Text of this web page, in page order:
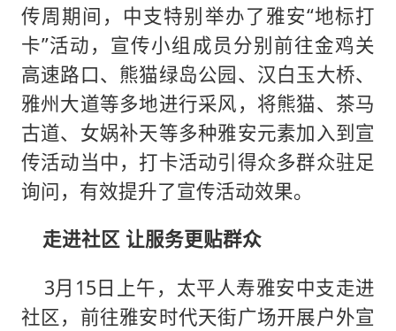
传周期间，中支特别举办了雅安“地标打
卡”活动，宣传小组成员分别前往金鸡关
高速路口、熊猫绿岛公园、汉白玉大桥、
雅州大道等多地进行采风，将熊猫、茶马
古道、女娲补天等多种雅安元素加入到宣
传活动当中，打卡活动引得众多群众驻足
询问，有效提升了宣传活动效果。
走进社区 让服务更贴群众
3月15日上午，太平人寿雅安中支走进
社区，前往雅安时代天街广场开展户外宣